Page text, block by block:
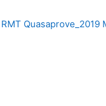
Quasaprove_2019